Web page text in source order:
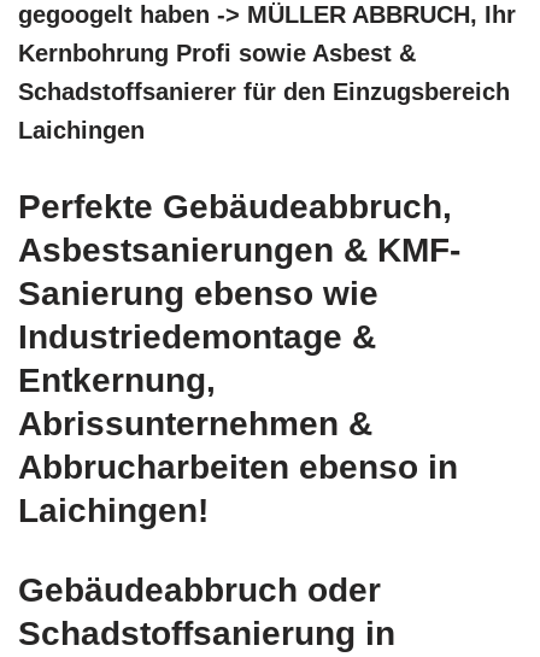
gegoogelt haben -> MÜLLER ABBRUCH, Ihr
Kernbohrung Profi sowie Asbest &
Schadstoffsanierer für den Einzugsbereich
Laichingen
Perfekte Gebäudeabbruch,
Asbestsanierungen & KMF-
Sanierung ebenso wie
Industriedemontage &
Entkernung,
Abrissunternehmen &
Abbrucharbeiten ebenso in
Laichingen!
Gebäudeabbruch oder
Schadstoffsanierung in